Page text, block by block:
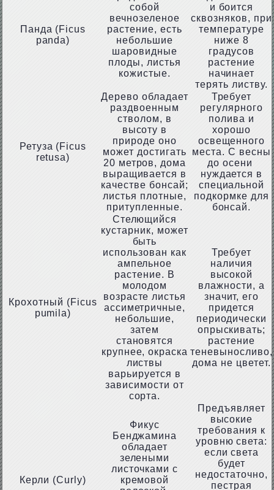
Панда (Ficus
panda)
собой
вечнозеленое
растение, есть
небольшие
шаровидные
плоды, листья
кожистые.
и боится
сквозняков, при
температуре
ниже 8
градусов
растение
начинает
терять листву.
Ретуза (Ficus
retusa)
Дерево обладает
раздвоенным
стволом, в
высоту в
природе оно
может достигать
20 метров, дома
выращивается в
качестве бонсай;
листья плотные,
притупленные.
Требует
регулярного
полива и
хорошо
освещенного
места. С весны
до осени
нуждается в
специальной
подкормке для
бонсай.
Крохотный (Ficus
pumila)
Стелющийся
кустарник, может
быть
использован как
ампельное
растение. В
молодом
возрасте листья
ассиметричные,
небольшие,
затем
становятся
крупнее, окраска
листвы
варьируется в
зависимости от
сорта.
Требует
наличия
высокой
влажности, а
значит, его
придется
периодически
опрыскивать;
растение
теневыносливо,
дома не цветет.
Керли (Curly)
Фикус
Бенджамина
обладает
зелеными
листочками с
кремовой
Предъявляет
высокие
требования к
уровню света:
если света
будет
недостаточно,
пестрая